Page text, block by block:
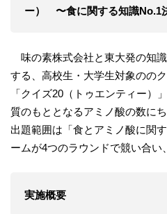
ー） 〜食に関する知識No.1
味の素株式会社と東大発の知
する、高校生・大学生対象のの
「クイズ20（トゥエンティー）
質のもととなるアミノ酸の数に
出題範囲は「食とアミノ酸に関
ームが4つのラウンドで競い合い
実施概要